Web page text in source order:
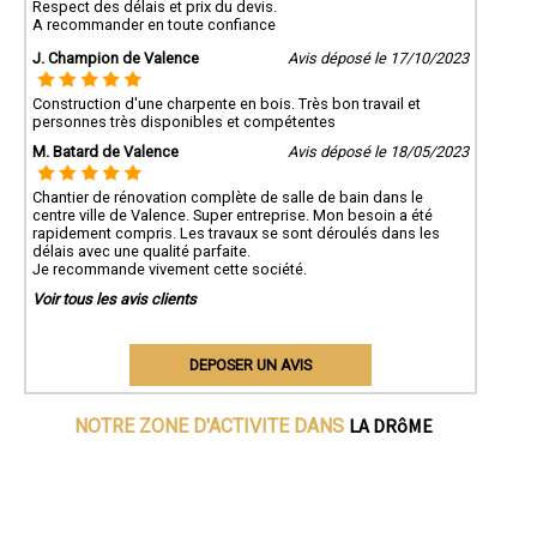
Respect des délais et prix du devis.
A recommander en toute confiance
J. Champion de Valence
Avis déposé le 17/10/2023
Construction d'une charpente en bois. Très bon travail et
personnes très disponibles et compétentes
M. Batard de Valence
Avis déposé le 18/05/2023
Chantier de rénovation complète de salle de bain dans le
centre ville de Valence. Super entreprise. Mon besoin a été
rapidement compris. Les travaux se sont déroulés dans les
délais avec une qualité parfaite.
Je recommande vivement cette société.
Voir tous les avis clients
DEPOSER UN AVIS
NOTRE ZONE D'ACTIVITE DANS LA DRôME